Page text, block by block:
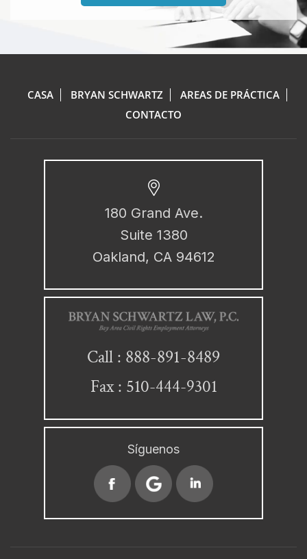
CASA BRYAN SCHWARTZ
AREAS DE PRÁCTICA
CONTACTO
180 Grand Ave.
Suite 1380
Oakland, CA 94612
Call : 888-891-8489
Fax : 510-444-9301
Síguenos